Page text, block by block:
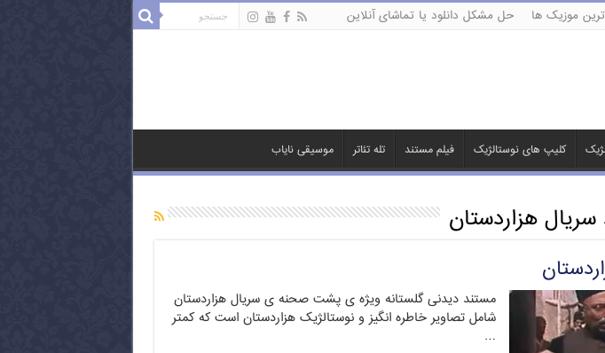
موزیک ها حل مشکل دانلود یا تماشای آنلاین
کلیپ های نوستالژیک فیلم مستند تله تئاتر موسیقی نایاب
سریال هزاردستان
مستند دیدنی گلستانه ویژه ی پشت صحنه ی سریال هزاردستان
شامل تصاویر خاطره انگیز و نوستالژیک هزاردستان است که کمتر
…